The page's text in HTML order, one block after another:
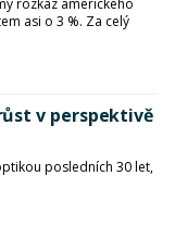
rozkaz amerického
asi o 3 %. Za celý
v perspektivě
posledních 30 let,